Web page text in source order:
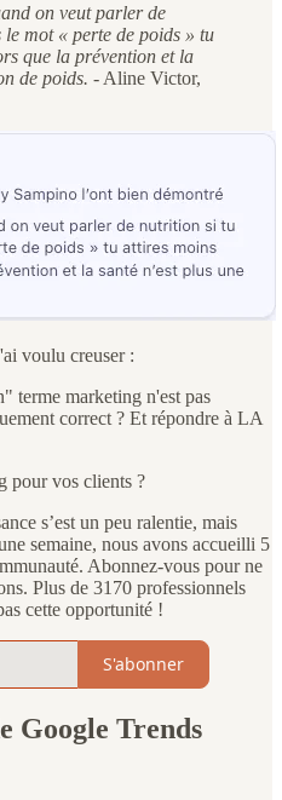
on veut parler de
mot « perte de poids » tu
que la prévention et la
de poids. - Aline Victor,
voulu creuser :
terme marketing n'est pas
correct ? Et répondre à LA
pour vos clients ?
s’est un peu ralentie, mais
semaine, nous avons accueilli 5
Abonnez-vous pour ne
Plus de 3170 professionnels
cette opportunité !
S'abonner
Google Trends